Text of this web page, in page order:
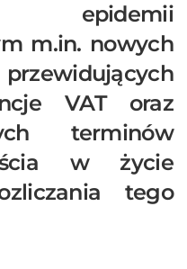
epidemii
m.in. nowych
VAT oraz
terminów
w życie
tego